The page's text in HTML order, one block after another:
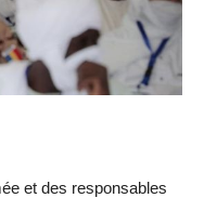
et des responsables